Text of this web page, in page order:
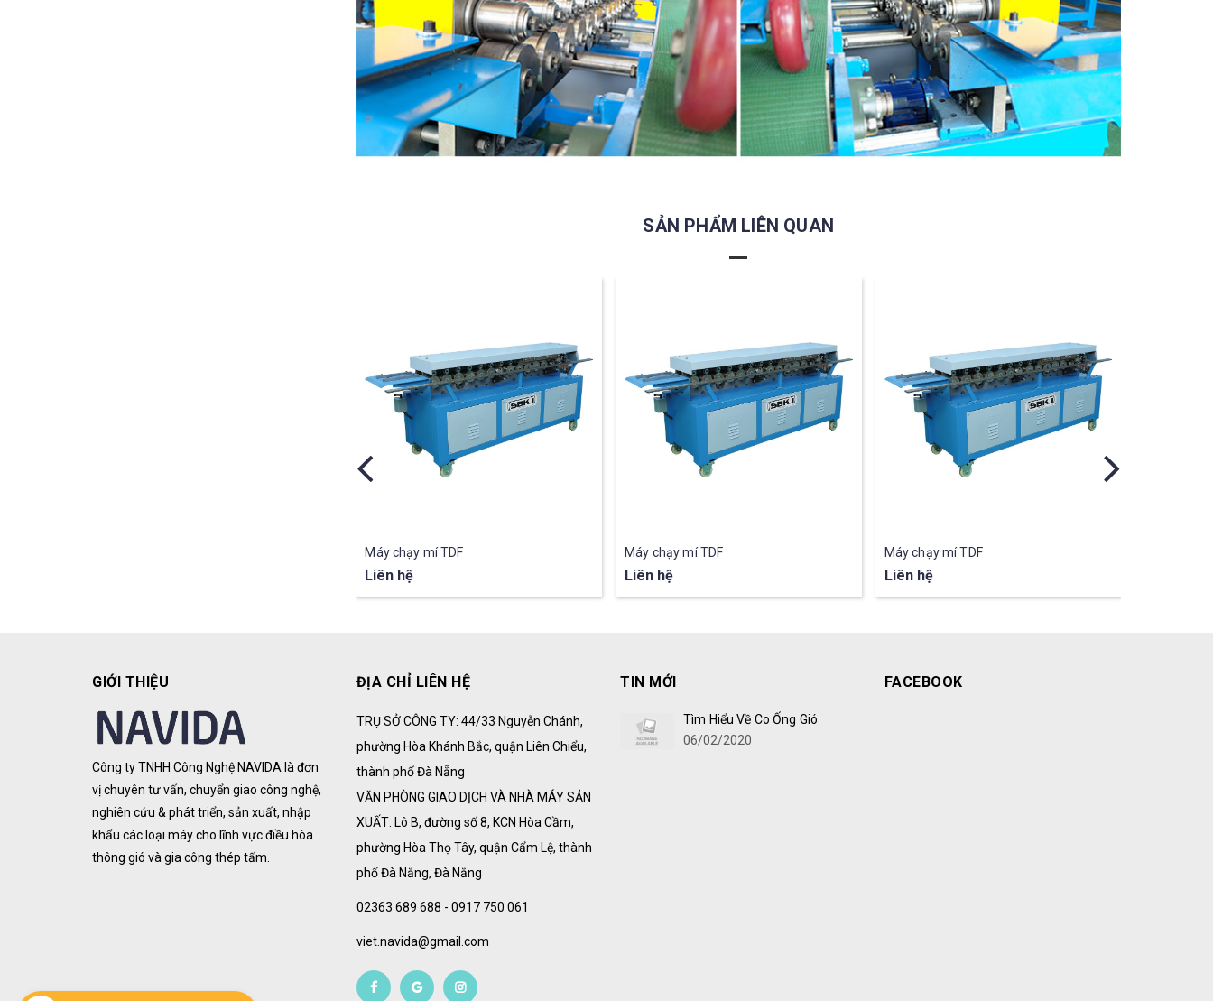
SẢN PHẨM LIÊN QUAN
Máy chạy mí TDF
Liên hệ
Máy chạy mí TDF
Liên hệ
Máy chạy mí TDF
Liên hệ
GIỚI THIỆU
Công ty TNHH Công Nghệ NAVIDA là đơn
vị chuyên tư vấn, chuyển giao công nghệ,
nghiên cứu & phát triển, sản xuất, nhập
khẩu các loại máy cho lĩnh vực điều hòa
thông gió và gia công thép tấm.
ĐỊA CHỈ LIÊN HỆ
TRỤ SỞ CÔNG TY: 44/33 Nguyễn Chánh,
phường Hòa Khánh Bắc, quận Liên Chiểu,
thành phố Đà Nẵng
VĂN PHÒNG GIAO DỊCH VÀ NHÀ MÁY SẢN
XUẤT: Lô B, đường số 8, KCN Hòa Cầm,
phường Hòa Thọ Tây, quận Cẩm Lệ, thành
phố Đà Nẵng, Đà Nẵng
02363 689 688 - 0917 750 061
viet.navida@gmail.com
TIN MỚI
Tìm Hiểu Về Co Ống Gió
06/02/2020
FACEBOOK